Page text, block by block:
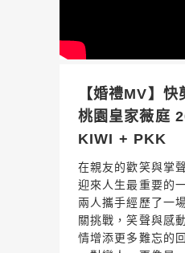
【婚禮MV】
桃園皇家薇庭
KIWI + PKK
在親友的歡笑與掌
迎來人生最重要的
兩人攜手經歷了一
關挑戰，笑聲與感
情增添更多難忘的